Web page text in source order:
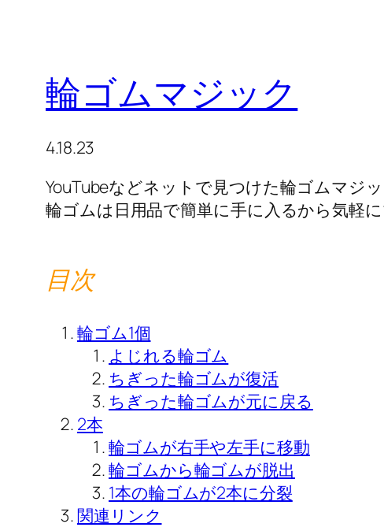
輪ゴムマジック
4.18.23
YouTubeなどネットで見つけた輪ゴムマジ
輪ゴムは日用品で簡単に手に入るから気軽
目次
輪ゴム1個
よじれる輪ゴム
ちぎった輪ゴムが復活
ちぎった輪ゴムが元に戻る
2本
輪ゴムが右手や左手に移動
輪ゴムから輪ゴムが脱出
1本の輪ゴムが2本に分裂
関連リンク